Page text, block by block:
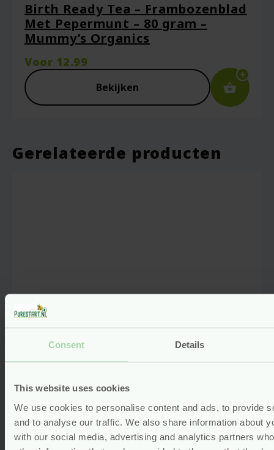
Consent Details
This website uses cookies
We use cookies to personalise content and ads, to provide
and to analyse our traffic. We also share information about
with our social media, advertising and analytics partners
Birth Ready Tea – Frambozenblad
Met Pepermunt – 80 gram –
Mummy’s Organics
Voor 12.99
Bekijken
Gerelateerde producten
Zonder Alcohol – Natural Heroes
Voor8.99
Bekijken